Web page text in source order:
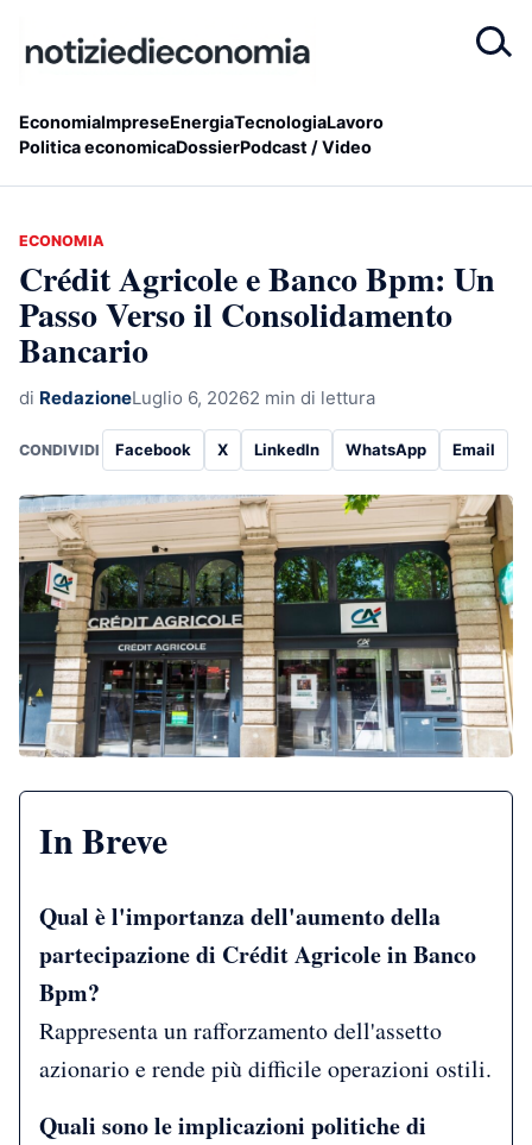
EconomiaImpreseEnergiaTecnologiaLavoro
Politica economicaDossierPodcast / Video
ECONOMIA
Crédit Agricole e Banco Bpm: Un
Passo Verso il Consolidamento
Bancario
di RedazioneLuglio 6, 20262 min di lettura
CONDIVIDI Facebook X LinkedIn WhatsApp Email
In Breve
Qual è l'importanza dell'aumento della
partecipazione di Crédit Agricole in Banco
Bpm?
Rappresenta un rafforzamento dell'assetto
azionario e rende più difficile operazioni ostili.
Quali sono le implicazioni politiche di